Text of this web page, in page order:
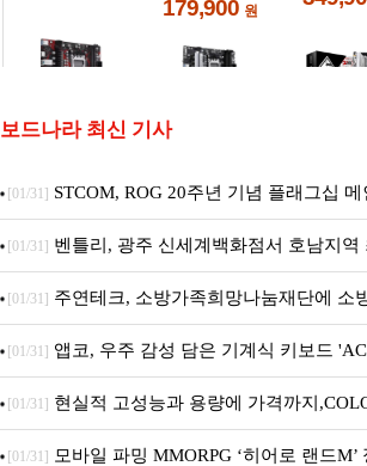
보드나라 최신 기사
[01/31] STCOM, ROG 20주년 기념 플래그십
Crosshair X870E EDITION 20 국내 출시 예정
[01/31] 벤틀리, 광주 신세계백화점서 호남지역
픈
[01/31] 주연테크, 소방가족희망나눔재단에 소
니터·스마트 펫 침대 기부
[01/31] 앱코, 우주 감성 담은 기계식 키보드
브랜드데이 기획전 진행
[01/31] 현실적 고성능과 용량에 가격까지
M.2 NVMe 디앤디컴 1TB
[01/31] 모바일 파밍 MMORPG ‘히어로 랜드M’